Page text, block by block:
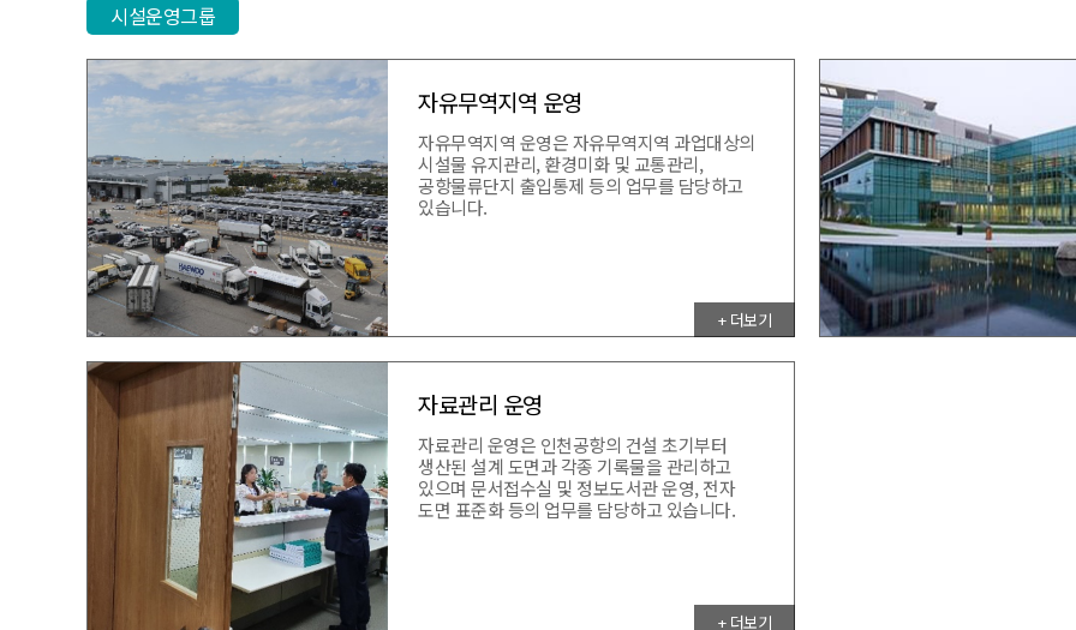
시설운영그룹
자유무역지역 운영
자유무역지역 운영은 자유무역지역 과업대상의
시설물 유지관리, 환경미화 및 교통관리,
공항물류단지 출입통제 등의 업무를 담당하고
있습니다.
+ 더보기
자료관리 운영
자료관리 운영은 인천공항의 건설 초기부터
생산된 설계 도면과 각종 기록물을 관리하고
있으며 문서접수실 및 정보도서관 운영, 전자
도면 표준화 등의 업무를 담당하고 있습니다.
+ 더보기